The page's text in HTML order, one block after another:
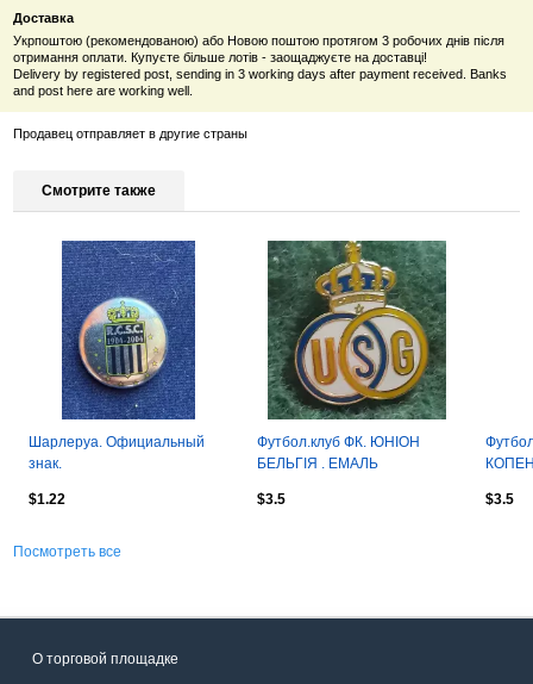
Доставка
Укрпоштою (рекомендованою) або Новою поштою протягом 3 робочих днів після
отримання оплати. Купуєте більше лотів - заощаджуєте на доставці!
Delivery by registered post, sending in 3 working days after payment received. Banks
and post here are working well.
Продавец отправляет в другие страны
Смотрите также
Шарлеруа. Официальный
знак.
$1.22
Футбол.клуб ФК. ЮНІОН
БЕЛЬГІЯ . ЕМАЛЬ
$3.5 $3.5
Посмотреть все
О торговой площадке